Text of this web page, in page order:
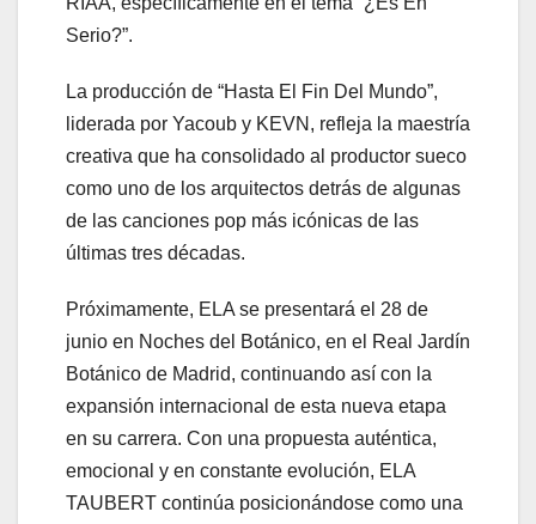
Serio?”.
La producción de “Hasta El Fin Del Mundo”,
liderada por Yacoub y KEVN, refleja la maestría
creativa que ha consolidado al productor sueco
como uno de los arquitectos detrás de algunas
de las canciones pop más icónicas de las
últimas tres décadas.
Próximamente, ELA se presentará el 28 de
junio en Noches del Botánico, en el Real Jardín
Botánico de Madrid, continuando así con la
expansión internacional de esta nueva etapa
en su carrera. Con una propuesta auténtica,
emocional y en constante evolución, ELA
TAUBERT continúa posicionándose como una